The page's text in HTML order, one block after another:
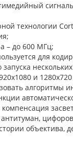
технологии
– до 600 МГц;
для
и
алгоритмы
компенсация
объектива,